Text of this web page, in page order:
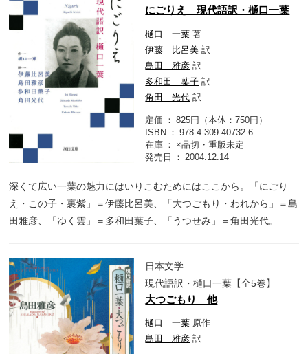
にごりえ 現代語訳・樋口一葉
樋口 一葉 著
伊藤 比呂美 訳
島田 雅彦 訳
多和田 葉子 訳
角田 光代 訳
定価
825円（本体：750円）
ISBN
978-4-309-40732-6
在庫
×品切・重版未定
発売日
2004.12.14
深くて広い一葉の魅力にはいりこむためにはここから。「にごり
え・この子・裏紫」＝伊藤比呂美、「大つごもり・われから」＝島
田雅彦、「ゆく雲」＝多和田葉子、「うつせみ」＝角田光代。
日本文学
現代語訳・樋口一葉【全5巻】
大つごもり 他
樋口 一葉 原作
島田 雅彦 訳